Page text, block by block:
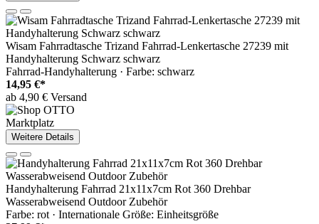
Wisam Fahrradtasche Trizand Fahrrad-Lenkertasche 27239 mit
Handyhalterung Schwarz schwarz
Fahrrad-Handyhalterung · Farbe: schwarz
14,95 €*
ab 4,90 € Versand
Marktplatz
Weitere Details
Handyhalterung Fahrrad 21x11x7cm Rot 360 Drehbar
Wasserabweisend Outdoor Zubehör
Farbe: rot · Internationale Größe: Einheitsgröße